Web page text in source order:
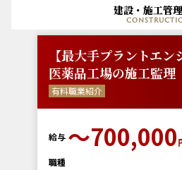
建設・施工管
【最大手プラントエン
医薬品工場の施工監理
有料職業紹介
給与 〜700,000
職種